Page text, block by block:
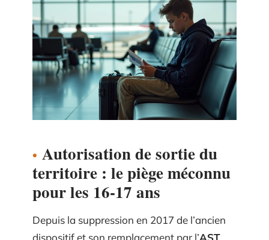
Autorisation de sortie du
territoire : le piège méconnu
pour les 16-17 ans
Depuis la suppression en 2017 de l’ancien
dispositif et son remplacement par l’AST